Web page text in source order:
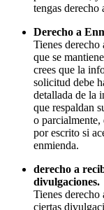
tengas derecho
Derecho a
Tienes
que se
crees que la
solicitud debe
detallada de la
que respaldan
o parcialmente,
por escrito si
enmienda.
derecho a
divulgaciones.
Tienes
ciertas